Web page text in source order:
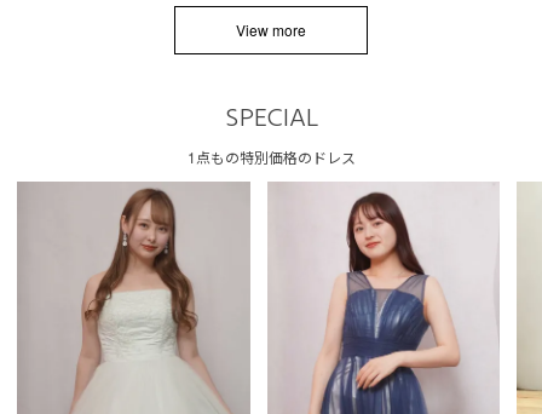
View more
SPECIAL
1点もの特別価格のドレス